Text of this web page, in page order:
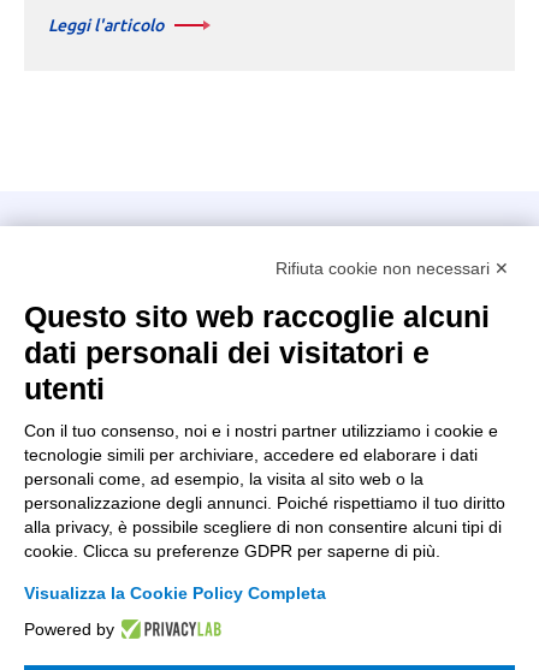
Leggi l'articolo
Kilometro Rosso innovation district
+39 035 0690366
info@intellimech.it
Copyright 2026, P.iva 03388700167
Seguici su
Lavora con noi
Rifiuta cookie non necessari ✕
Questo sito web raccoglie alcuni
dati personali dei visitatori e
utenti
Con il tuo consenso, noi e i nostri partner utilizziamo i cookie e
tecnologie simili per archiviare, accedere ed elaborare i dati
personali come, ad esempio, la visita al sito web o la
personalizzazione degli annunci. Poiché rispettiamo il tuo diritto
alla privacy, è possibile scegliere di non consentire alcuni tipi di
cookie. Clicca su preferenze GDPR per saperne di più.
Visualizza la Cookie Policy Completa
Powered by